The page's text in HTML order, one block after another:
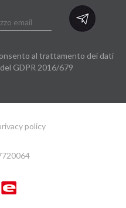
al trattamento dei dati
GDPR 2016/679
policy